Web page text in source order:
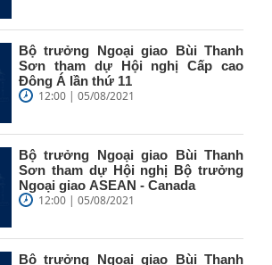
Bộ trưởng Ngoại giao Bùi Thanh
Sơn tham dự Hội nghị Cấp cao
Đông Á lần thứ 11
12:00 | 05/08/2021
Bộ trưởng Ngoại giao Bùi Thanh
Sơn tham dự Hội nghị Bộ trưởng
Ngoại giao ASEAN - Canada
12:00 | 05/08/2021
Bộ trưởng Ngoại giao Bùi Thanh